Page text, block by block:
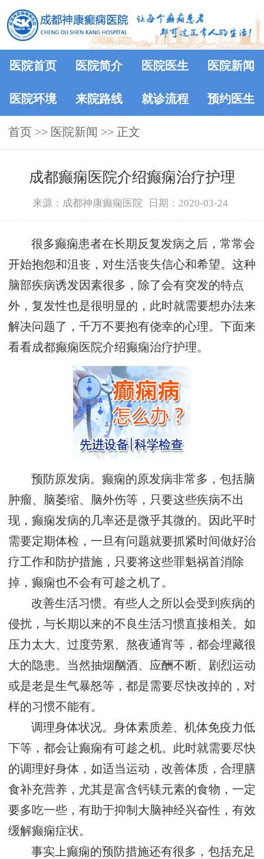
医院首页 医院简介 医院医生 医院新闻
医院环境 来院路线 就诊流程 预约医生
首页 >> 医院新闻 >> 正文
成都癫痫医院介绍癫痫治疗护理
来源：成都神康癫痫医院 日期：2020-03-24
很多癫痫患者在长期反复发病之后，常常会
开始抱怨和沮丧，对生活丧失信心和希望。这种
脑部疾病诱发因素很多，除了会有突发的特点
外，复发性也是很明显的，此时就需要想办法来
解决问题了，千万不要抱有侥幸的心理。下面来
看看成都癫痫医院介绍癫痫治疗护理。
预防原发病。癫痫的原发病非常多，包括脑
肿瘤、脑萎缩、脑外伤等，只要这些疾病不出
现，癫痫发病的几率还是微乎其微的。因此平时
需要定期体检，一旦有问题就要抓紧时间做好治
疗工作和防护措施，只要将这些罪魁祸首消除
掉，癫痫也不会有可趁之机了。
改善生活习惯。有些人之所以会受到疾病的
侵扰，与长期以来的不良生活习惯直接相关。如
压力太大、过度劳累、熬夜通宵等，都会埋藏很
大的隐患。当然抽烟酗酒、应酬不断、剧烈运动
或是老是生气暴怒等，都是需要尽快改掉的，对
样的习惯不能有。
调理身体状况。身体素质差、机体免疫力低
下等，都会让癫痫有可趁之机。此时就需要尽快
的调理好身体，如适当运动，改善体质，合理膳
食补充营养，尤其是富含钙镁元素的食物，一定
要多吃一些，有助于抑制大脑神经兴奋性，有效
缓解癫痫症状。
事实上癫痫的预防措施还有很多，包括充足